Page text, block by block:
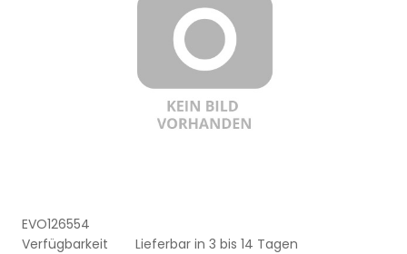
EVO126554
Verfügbarkeit
Lieferbar in 3 bis 14 Tagen